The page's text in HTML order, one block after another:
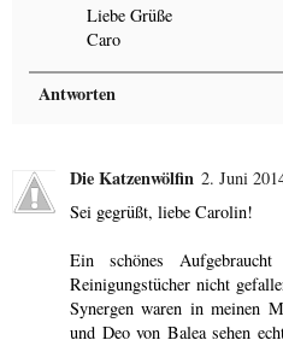
Liebe Grüße
Caro
Antworten
Die Katzenwölfin 2. Juni
Sei gegrüßt, liebe Carolin!
Ein schönes
Reinigungstücher nicht
Synergen waren in meinen
und Deo von Balea sehen